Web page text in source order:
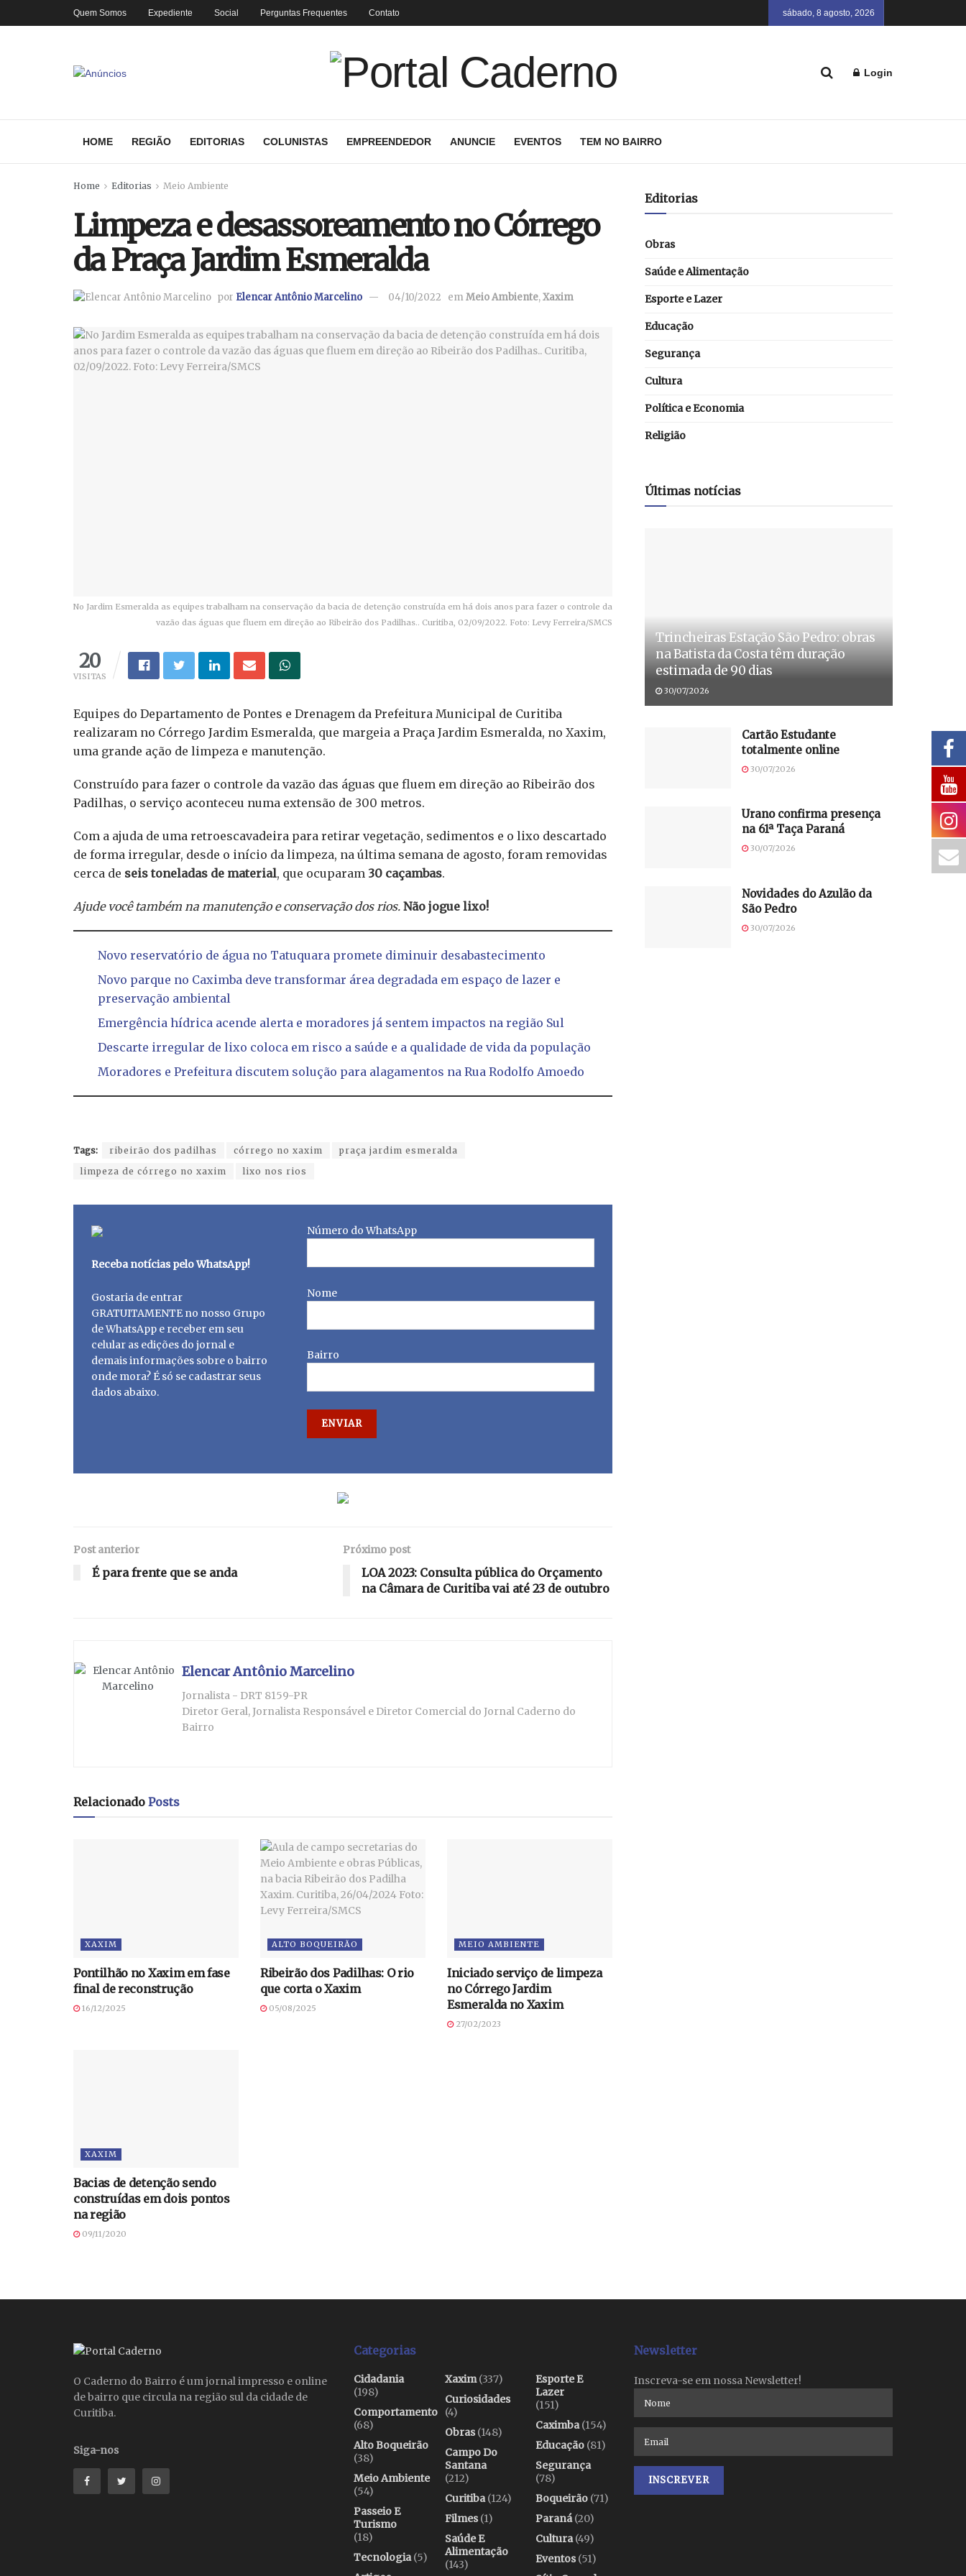
Quem Somos Expediente Social Perguntas Frequentes Contato sábado, 8 agosto, 2026
Login
HOME REGIÃO EDITORIAS COLUNISTAS EMPREENDEDOR ANUNCIE EVENTOS TEM NO BAIRRO
Home Editorias Meio Ambiente
Limpeza e desassoreamento no Córrego
da Praça Jardim Esmeralda
por Elencar Antônio Marcelino 04/10/2022 emMeio Ambiente,Xaxim
No Jardim Esmeralda as equipes trabalham na conservação da bacia de detenção construída em há dois anos para fazer o controle da
vazão das águas que fluem em direção ao Ribeirão dos Padilhas.. Curitiba, 02/09/2022. Foto: Levy Ferreira/SMCS
20
VISITAS
Equipes do Departamento de Pontes e Drenagem da Prefeitura Municipal de Curitiba
realizaram no Córrego Jardim Esmeralda, que margeia a Praça Jardim Esmeralda, no Xaxim,
uma grande ação de limpeza e manutenção.
Construído para fazer o controle da vazão das águas que fluem em direção ao Ribeirão dos
Padilhas, o serviço aconteceu numa extensão de 300 metros.
Com a ajuda de uma retroescavadeira para retirar vegetação, sedimentos e o lixo descartado
de forma irregular, desde o início da limpeza, na última semana de agosto, foram removidas
cerca de seis toneladas de material, que ocuparam 30 caçambas.
Ajude você também na manutenção e conservação dos rios. Não jogue lixo!
Novo reservatório de água no Tatuquara promete diminuir desabastecimento
Novo parque no Caximba deve transformar área degradada em espaço de lazer e
preservação ambiental
Emergência hídrica acende alerta e moradores já sentem impactos na região Sul
Descarte irregular de lixo coloca em risco a saúde e a qualidade de vida da população
Moradores e Prefeitura discutem solução para alagamentos na Rua Rodolfo Amoedo
Tags: ribeirão dos padilhas córrego no xaxim
praça jardim esmeralda
limpeza de córrego no xaxim
lixo nos rios
Receba notícias pelo WhatsApp!
Gostaria de entrar
GRATUITAMENTE no nosso Grupo
de WhatsApp e receber em seu
celular as edições do jornal e
demais informações sobre o bairro
onde mora? É só se cadastrar seus
dados abaixo.
Número do WhatsApp
Nome
Bairro
Post anterior
É para frente que se anda
Próximo post
LOA 2023: Consulta pública do Orçamento
na Câmara de Curitiba vai até 23 de outubro
Elencar Antônio Marcelino
Jornalista - DRT 8159-PR
Diretor Geral, Jornalista Responsável e Diretor Comercial do Jornal Caderno do
Bairro
Relacionado Posts
XAXIM
Pontilhão no Xaxim em fase
final de reconstrução
16/12/2025
ALTO BOQUEIRÃO
Ribeirão dos Padilhas: O rio
que corta o Xaxim
05/08/2025
MEIO AMBIENTE
Iniciado serviço de limpeza
no Córrego Jardim
Esmeralda no Xaxim
27/02/2023
XAXIM
Bacias de detenção sendo
construídas em dois pontos
na região
09/11/2020
Editorias
Obras
Saúde e Alimentação
Esporte e Lazer
Educação
Segurança
Cultura
Política e Economia
Religião
Últimas notícias
Trincheiras Estação São Pedro: obras
na Batista da Costa têm duração
estimada de 90 dias
30/07/2026
Cartão Estudante
totalmente online
30/07/2026
Urano confirma presença
na 61ª Taça Paraná
30/07/2026
Novidades do Azulão da
São Pedro
30/07/2026
O Caderno do Bairro é um jornal impresso e online
de bairro que circula na região sul da cidade de
Curitiba.
Siga-nos
Categorias
Cidadania
(198)
Comportamento
(68)
Alto Boqueirão
(38)
Meio Ambiente
(54)
Passeio E
Turismo
(18)
Tecnologia(5)
Xaxim(337)
Curiosidades
(4)
Obras(148)
Campo Do
Santana
(212)
Curitiba(124)
Filmes(1)
Saúde E
Alimentação
(143)
Esporte E
Lazer
(151)
Caximba(154)
Educação (81)
Segurança
(78)
Boqueirão (71)
Paraná(20)
Cultura(49)
Eventos(51)
Newsletter
Inscreva-se em nossa Newsletter!